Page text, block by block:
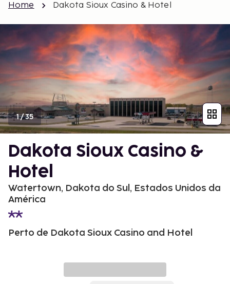
Home Dakota Sioux Casino & Hotel
1/35
Dakota Sioux Casino &
Hotel
Watertown, Dakota do Sul, Estados Unidos da
América
Perto de Dakota Sioux Casino and Hotel